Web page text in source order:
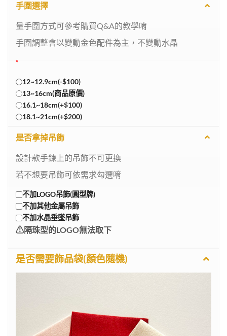
手圍選擇
量手圍方式可參考購買Q&A的教學唷
手圍調整會以變動金色配件為主，不變動水晶
*
12~12.9cm(-$100)
13~16cm(商品原價)
16.1~18cm(+$100)
18.1~21cm(+$200)
是否拿掉吊飾
設計款手鍊上的吊飾不可更換
若不想要吊飾可依需求勾選唷
不加LOGO吊飾(圓型牌)
不加其他金屬吊飾
不加水晶垂墜吊飾
⚠︎︎隔珠型的LOGO無法取下
是否需要飾品袋(顏色隨機)